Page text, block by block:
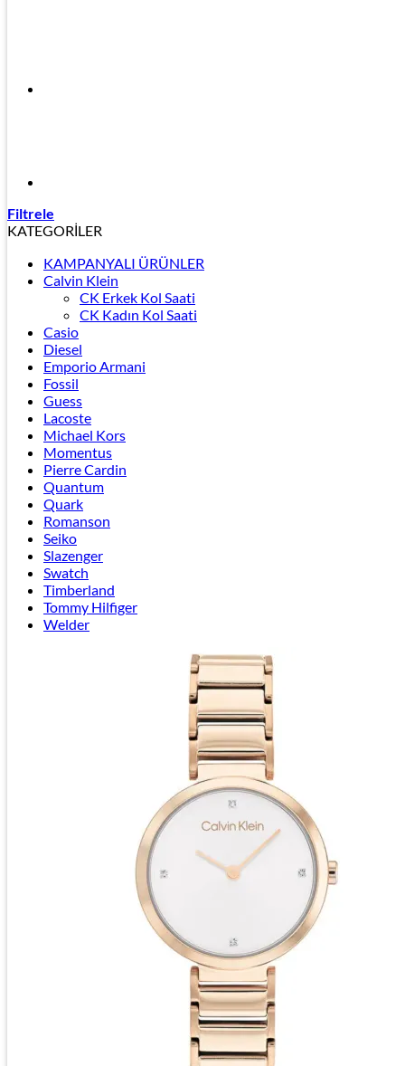
Filtrele
KATEGORİLER
KAMPANYALI ÜRÜNLER
Calvin Klein
CK Erkek Kol Saati
CK Kadın Kol Saati
Casio
Diesel
Emporio Armani
Fossil
Guess
Lacoste
Michael Kors
Momentus
Pierre Cardin
Quantum
Quark
Romanson
Seiko
Slazenger
Swatch
Timberland
Tommy Hilfiger
Welder